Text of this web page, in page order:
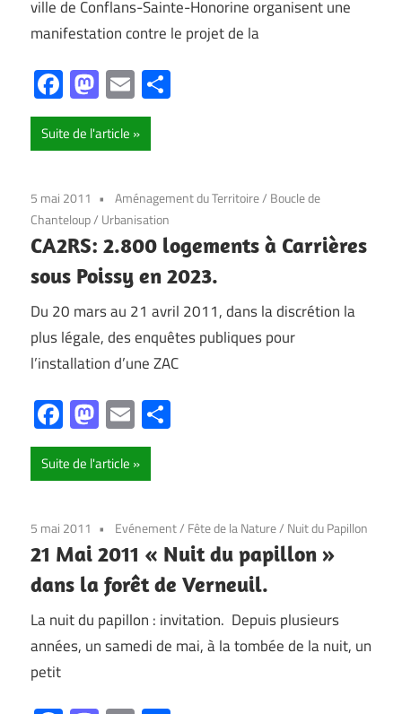
ville de Conflans-Sainte-Honorine organisent une
manifestation contre le projet de la
Facebook
Mastodon
Email
Suite de l'article
5 mai 2011 Aménagement du Territoire/ Boucle de
Chanteloup/ Urbanisation
CA2RS: 2.800 logements à Carrières
sous Poissy en 2023.
Du 20 mars au 21 avril 2011, dans la discrétion la
plus légale, des enquêtes publiques pour
l’installation d’une ZAC
Facebook
Mastodon
Email
Suite de l'article
5 mai 2011 Evénement/ Fête de la Nature/ Nuit du Papillon
21 Mai 2011 « Nuit du papillon »
dans la forêt de Verneuil.
La nuit du papillon : invitation. Depuis plusieurs
années, un samedi de mai, à la tombée de la nuit, un
petit